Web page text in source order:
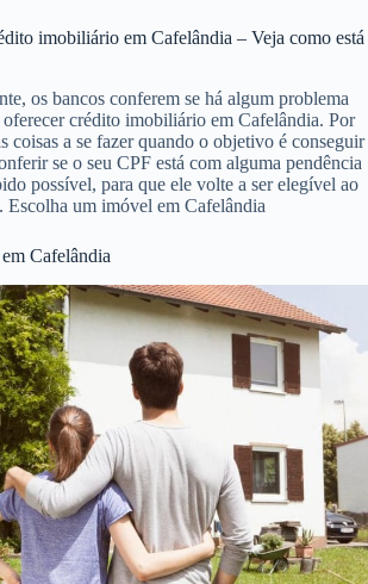
imobiliário em Cafelândia – Veja como está
os bancos conferem se há algum problema
oferecer crédito imobiliário em Cafelândia. Por
coisas a se fazer quando o objetivo é conseguir
se o seu CPF está com alguma pendência
possível, para que ele volte a ser elegível ao
Escolha um imóvel em Cafelândia
Cafelândia